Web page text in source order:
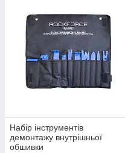
Набір інструментів
демонтажу внутрішньої
обшивки